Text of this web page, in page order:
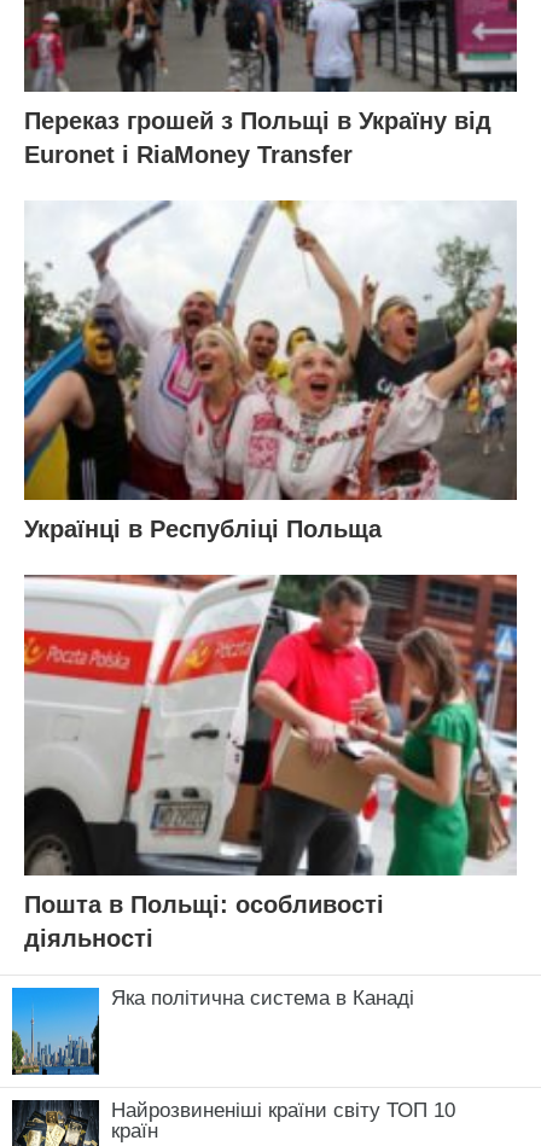
Переказ грошей з Польщі в Україну від
Euronet і RiaMoney Transfer
Українці в Республіці Польща
Пошта в Польщі: особливості
діяльності
Яка політична система в Канаді
Найрозвиненіші країни світу ТОП 10
країн